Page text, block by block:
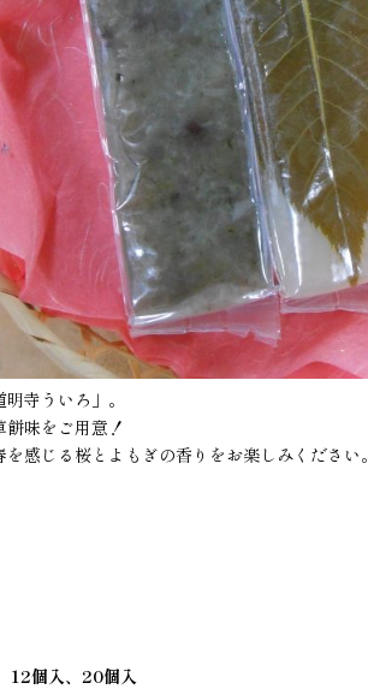
寺ういろ」。
味をご用意！
感じる桜とよもぎの香りをお楽しみください。
12個入、20個入